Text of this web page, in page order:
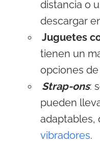
distancia o
descargar
Juguetes
tienen un
opciones
Strap-ons:
pueden
adaptables,
vibradores.